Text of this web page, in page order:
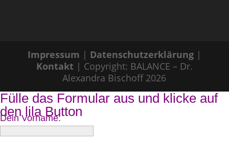
Impressum | Datenschutzerklärung|
Kontakt | Copyright: BALANCE – Dr.
Alexandra Bischoff 2026
Fülle das Formular aus und klicke auf
den lila Button
Dein Vorname: